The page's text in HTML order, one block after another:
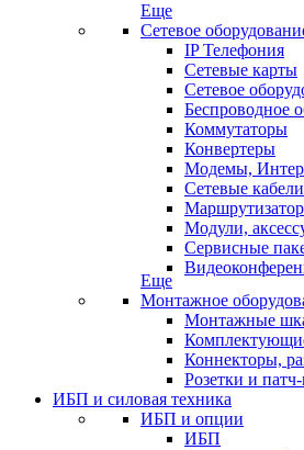
Еще
Сетевое
IP Телефония
Сетевые карты
Сетевое
Беспроводное
Коммутаторы
Конвертеры
Модемы,
Сетевые кабели
Модули,
Сервисные
Еще
Монтажное
Монтажные
Коннекторы,
Розетки и
ИБП и силовая техника
ИБП и опции
ИБП